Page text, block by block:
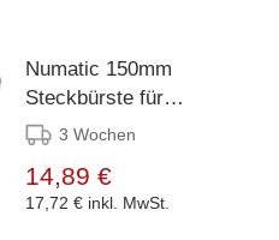
Numatic 150mm
Steckbürste für
Polsterdüse ref NVA-
3 Wochen
14,89 €
17,72 € inkl. MwSt.